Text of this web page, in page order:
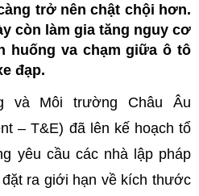
trở nên chật chội hơn.
còn làm gia tăng nguy cơ
huống va chạm giữa ô tô
đạp.
và Môi trường Châu Âu
– T&E) đã lên kế hoạch tổ
yêu cầu các nhà lập pháp
ra giới hạn về kích thước